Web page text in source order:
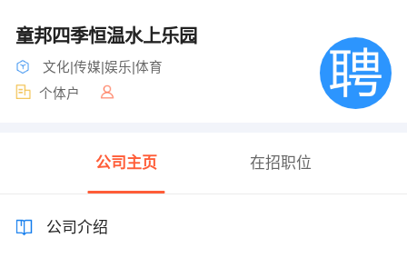
童邦四季恒温水上乐园
文化|传媒|娱乐|体育
个体户
公司主页 在招职位
公司介绍